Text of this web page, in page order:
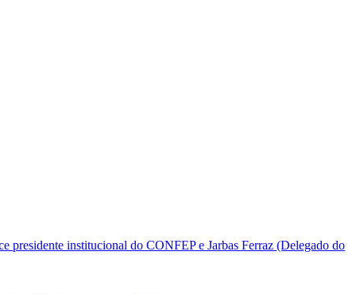
presidente institucional do CONFEP e Jarbas Ferraz (Delegado do